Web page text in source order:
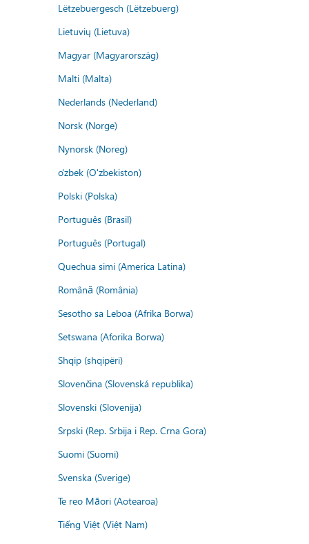
Lëtzebuergesch (Lëtzebuerg)
Lietuvių (Lietuva)
Magyar (Magyarország)
Malti (Malta)
Nederlands (Nederland)
Norsk (Norge)
Nynorsk (Noreg)
o'zbek (O'zbekiston)
Polski (Polska)
Português (Brasil)
Português (Portugal)
Quechua simi (America Latina)
Română (România)
Sesotho sa Leboa (Afrika Borwa)
Setswana (Aforika Borwa)
Shqip (shqipëri)
Slovenčina (Slovenská republika)
Slovenski (Slovenija)
Srpski (Rep. Srbija i Rep. Crna Gora)
Suomi (Suomi)
Svenska (Sverige)
Te reo Māori (Aotearoa)
Tiếng Việt (Việt Nam)